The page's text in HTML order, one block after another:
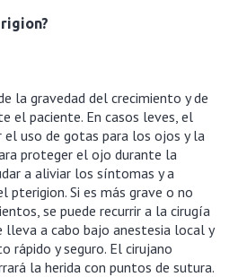
la gravedad del crecimiento y de
el paciente. En casos leves, el
uso de gotas para los ojos y la
proteger el ojo durante la
a aliviar los síntomas y a
pterigion. Si es más grave o no
se puede recurrir a la cirugía
lleva a cabo bajo anestesia local y
rápido y seguro. El cirujano
la herida con puntos de sutura.